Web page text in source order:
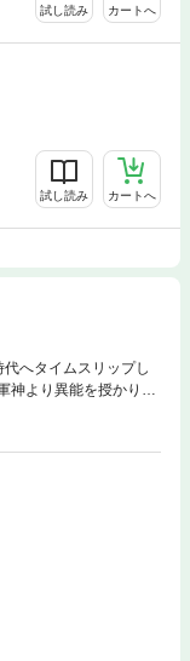
試し読み カートへ
試し読み カートへ
へタイムスリップし
より異能を授かり戦
る！選ばれたのは7
ルロイヤル、ここに